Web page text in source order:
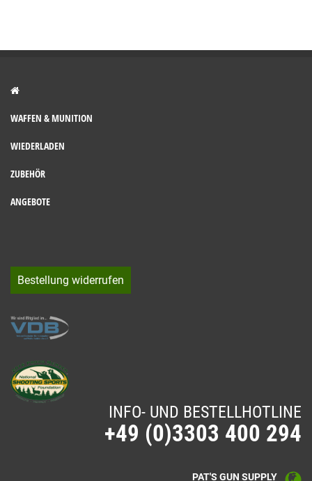
WAFFEN & MUNITION
WIEDERLADEN
ZUBEHÖR
ANGEBOTE
Bestellung widerrufen
INFO- UND BESTELLHOTLINE
+49 (0)3303 400 294
PAT'S GUN SUPPLY